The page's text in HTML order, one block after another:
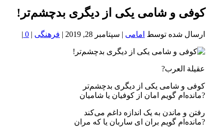
خون
شمال
کوفی و شامی یکی از دیگری بدچشم‌تر!
ارسال شده توسط امامی | سپتامبر 28, 2019 | فرهنگی |
0
|
عقیلة العرب?
کوفی و شامی یکی از دیگری بدچشم‌تر
?مانده‌ام گویم امان از کوفیان یا شامیان
رفتن و ماندن به یک اندازه داغم می‌کند
?مانده‌ام گویم بران ای ساربان یا که مران